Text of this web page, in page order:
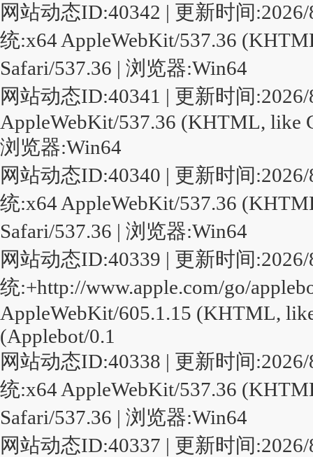
网站动态ID:40342 | 更新时间
统:x64 AppleWebKit/537.36
Safari/537.36 | 浏览器:Win64
网站动态ID:40341 | 更新时间
AppleWebKit/537.36 (KHTML, like
浏览器:Win64
网站动态ID:40340 | 更新时间
统:x64 AppleWebKit/537.36
Safari/537.36 | 浏览器:Win64
网站动态ID:40339 | 更新时间
统:+http://www.apple.com/go/
AppleWebKit/605.1.15 (KHTML,
(Applebot/0.1
网站动态ID:40338 | 更新时间
统:x64 AppleWebKit/537.36
Safari/537.36 | 浏览器:Win64
网站动态ID:40337 | 更新时间